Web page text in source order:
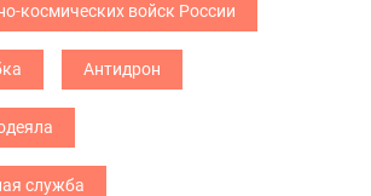
космических войск России
Антидрон
служба